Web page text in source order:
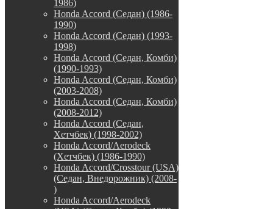
1986)
Honda Accord (Седан) (1986-
1990)
Honda Accord (Седан) (1993-
1998)
Honda Accord (Седан, Комби)
(1990-1993)
Honda Accord (Седан, Комби)
(2003-2008)
Honda Accord (Седан, Комби)
(2008-2012)
Honda Accord (Седан,
Хетчбек) (1998-2002)
Honda Accord/Aerodeck
(Хетчбек) (1986-1990)
Honda Accord/Crosstour (USA)
(Седан, Внедорожник) (2008-
)
Honda Accord/Аerodeck